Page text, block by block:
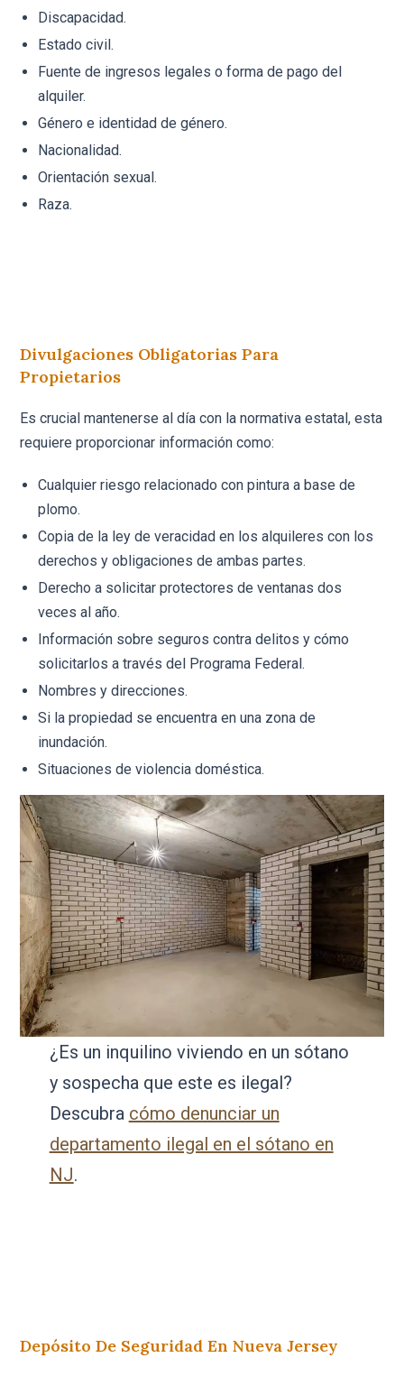
Discapacidad.
Estado civil.
Fuente de ingresos legales o forma de pago del
alquiler.
Género e identidad de género.
Nacionalidad.
Orientación sexual.
Raza.
Divulgaciones Obligatorias Para
Propietarios
Es crucial mantenerse al día con la normativa estatal, esta
requiere proporcionar información como:
Cualquier riesgo relacionado con pintura a base de
plomo.
Copia de la ley de veracidad en los alquileres con los
derechos y obligaciones de ambas partes.
Derecho a solicitar protectores de ventanas dos
veces al año.
Información sobre seguros contra delitos y cómo
solicitarlos a través del Programa Federal.
Nombres y direcciones.
Si la propiedad se encuentra en una zona de
inundación.
Situaciones de violencia doméstica.
¿Es un inquilino viviendo en un sótano
y sospecha que este es ilegal?
Descubra cómo denunciar un
departamento ilegal en el sótano en
NJ.
Depósito De Seguridad En Nueva Jersey